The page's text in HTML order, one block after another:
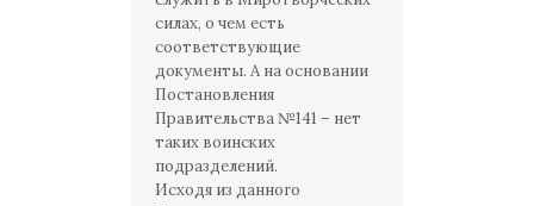
силах, о чем есть
соответствующие
документы. А на основании
Постановления
Правительства №141 – нет
таких воинских
подразделений.
Исходя из данного